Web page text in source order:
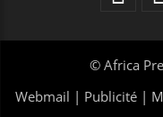
© Africa
Webmail | Publicité |